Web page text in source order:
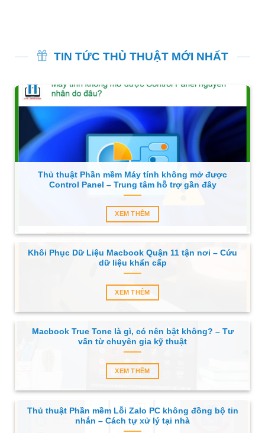
TIN TỨC THỦ THUẬT MỚI NHẤT
Thủ thuật Phần mềm Máy tính không mở được
Control Panel – Trung tâm hỗ trợ gần đây
XEM THÊM
Khôi Phục Dữ Liệu Macbook Quận 11 tận nơi – Cứu
dữ liệu khẩn cấp
XEM THÊM
Macbook True Tone là gì, có nên bật không? – Tư
vấn từ chuyên gia kỹ thuật
XEM THÊM
Thủ thuật Phần mềm Lỗi Zalo PC không đồng bộ tin
nhắn – Cách tự xử lý tại nhà